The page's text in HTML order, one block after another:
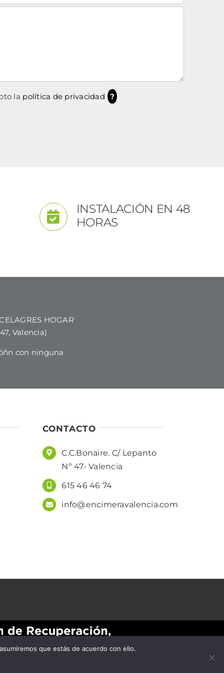
la política de privacidad ?
INSTALACIÓN EN 48
HORAS
HOGAR
Valencia)
con ninguna
CONTACTO
C.C.Bonaire. C/ Lepanto
Nº 47- Valencia
615 46 46 74
info@encimeravalencia.com
que estás de acuerdo con ello.